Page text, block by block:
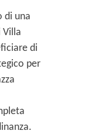
di una
Villa
di
per